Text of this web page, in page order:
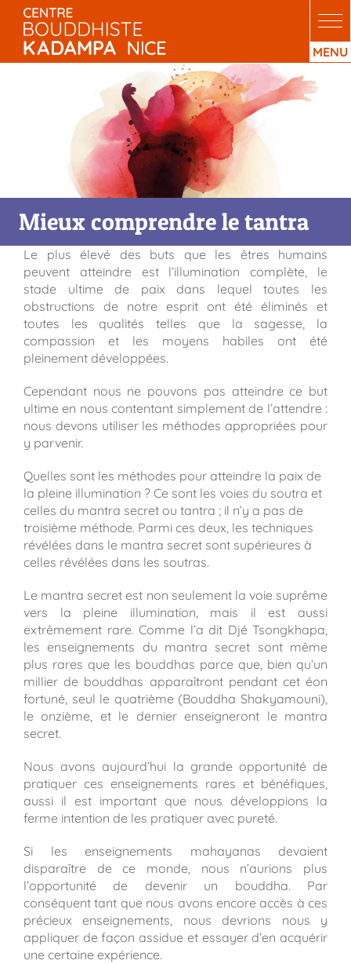
Passer
contenu
Mieux comprendre le tantra
Le plus élevé des buts que les êtres humains
peuvent atteindre est l’illumination complète, le
stade ultime de paix dans lequel toutes les
obstructions de notre esprit ont été éliminés et
toutes les qualités telles que la sagesse, la
compassion et les moyens habiles ont été
pleinement développées.
Cependant nous ne pouvons pas atteindre ce but
ultime en nous contentant simplement de l’attendre :
nous devons utiliser les méthodes appropriées pour
y parvenir.
Quelles sont les méthodes pour atteindre la paix de
la pleine illumination ? Ce sont les voies du soutra et
celles du mantra secret ou tantra ; il n’y a pas de
troisième méthode. Parmi ces deux, les techniques
révélées dans le mantra secret sont supérieures à
celles révélées dans les soutras.
Le mantra secret est non seulement la voie suprême
vers la pleine illumination, mais il est aussi
extrêmement rare. Comme l’a dit Djé Tsongkhapa,
les enseignements du mantra secret sont même
plus rares que les bouddhas parce que, bien qu’un
millier de bouddhas apparaîtront pendant cet éon
fortuné, seul le quatrième (Bouddha Shakyamouni),
le onzième, et le dernier enseigneront le mantra
secret.
Nous avons aujourd’hui la grande opportunité de
pratiquer ces enseignements rares et bénéfiques,
aussi il est important que nous développions la
ferme intention de les pratiquer avec pureté.
Si les enseignements mahayanas devaient
disparaître de ce monde, nous n’aurions plus
l’opportunité de devenir un bouddha. Par
conséquent tant que nous avons encore accès à ces
précieux enseignements, nous devrions nous y
appliquer de façon assidue et essayer d’en acquérir
une certaine expérience.